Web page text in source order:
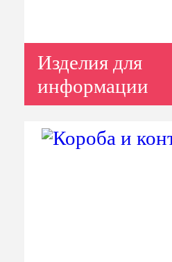
Изделия для
информации